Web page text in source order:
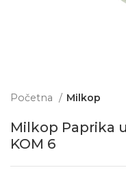
Početna Milkop
Milkop Paprika
KOM 6